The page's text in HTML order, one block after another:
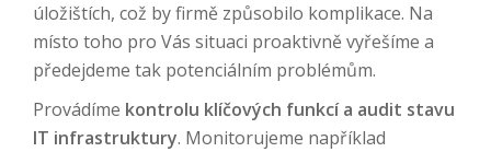
úložištích, což by firmě způsobilo komplikace. Na
místo toho pro Vás situaci proaktivně vyřešíme a
předejdeme tak potenciálním problémům.
Provádíme kontrolu klíčových funkcí a audit stavu
IT infrastruktury. Monitorujeme například